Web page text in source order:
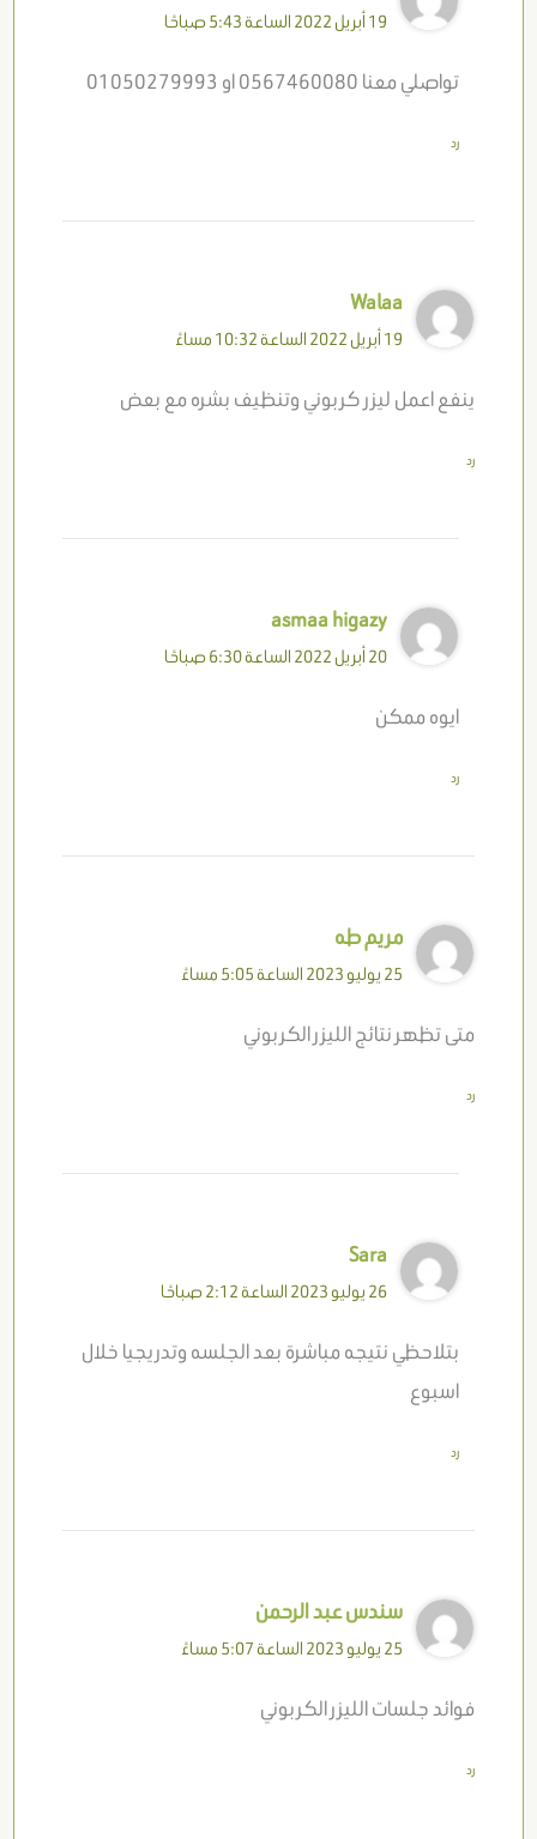
19 أبريل 2022 الساعة 5:43 صباحًا
تواصلي معنا 0567460080 او 01050279993
رد
Walaa
19 أبريل 2022 الساعة 10:32 مساءً
ينفع اعمل ليزر كربوني وتنظيف بشره مع بعض
رد
asmaa higazy
20 أبريل 2022 الساعة 6:30 صباحًا
ايوه ممكن
رد
مريم طه
25 يوليو 2023 الساعة 5:05 مساءً
متى تظهر نتائج الليزر الكربوني
رد
Sara
26 يوليو 2023 الساعة 2:12 صباحًا
بتلاحظي نتيجه مباشرة بعد الجلسه وتدريجيا خلال
اسبوع
رد
سندس عبد الرحمن
25 يوليو 2023 الساعة 5:07 مساءً
فوائد جلسات الليزر الكربوني
رد